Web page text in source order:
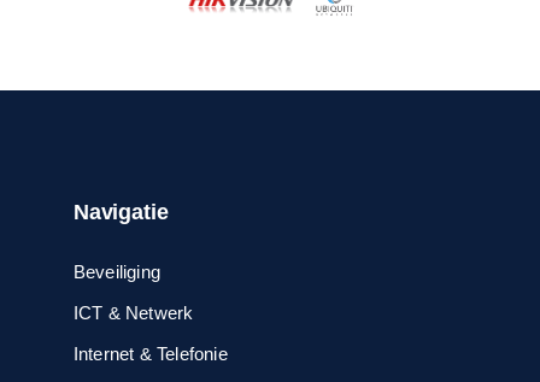
Navigatie
Beveiliging
ICT & Netwerk
Internet & Telefonie